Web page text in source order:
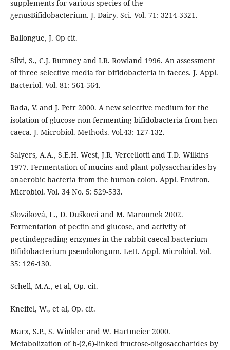
supplements for various species of the
genusBifidobacterium. J. Dairy. Sci. Vol. 71: 3214-3321.
Ballongue, J. Op cit.
Silvi, S., C.J. Rumney and I.R. Rowland 1996. An assessment
of three selective media for bifidobacteria in faeces. J. Appl.
Bacteriol. Vol. 81: 561-564.
Rada, V. and J. Petr 2000. A new selective medium for the
isolation of glucose non-fermenting bifidobacteria from hen
caeca. J. Microbiol. Methods. Vol.43: 127-132.
Salyers, A.A., S.E.H. West, J.R. Vercellotti and T.D. Wilkins
1977. Fermentation of mucins and plant polysaccharides by
anaerobic bacteria from the human colon. Appl. Environ.
Microbiol. Vol. 34 No. 5: 529-533.
Slováková, L., D. Dušková and M. Marounek 2002.
Fermentation of pectin and glucose, and activity of
pectindegrading enzymes in the rabbit caecal bacterium
Bifidobacterium pseudolongum. Lett. Appl. Microbiol. Vol.
35: 126-130.
Schell, M.A., et al, Op. cit.
Kneifel, W., et al, Op. cit.
Marx, S.P., S. Winkler and W. Hartmeier 2000.
Metabolization of b-(2,6)-linked fructose-oligosaccharides by